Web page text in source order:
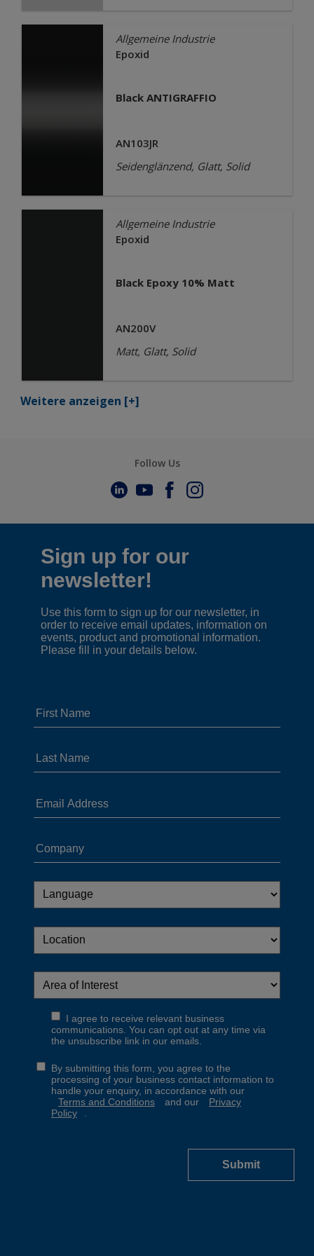
Allgemeine Industrie
Epoxid
Black ANTIGRAFFIO
AN103JR
Seidenglänzend, Glatt, Solid
Allgemeine Industrie
Epoxid
Black Epoxy 10% Matt
AN200V
Matt, Glatt, Solid
Weitere anzeigen [+]
Follow Us